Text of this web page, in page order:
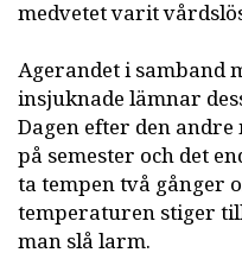
medvetet varit
Agerandet i samband
insjuknade lämnar
Dagen efter den
på semester och det
ta tempen två gånger
temperaturen stiger
man slå larm.